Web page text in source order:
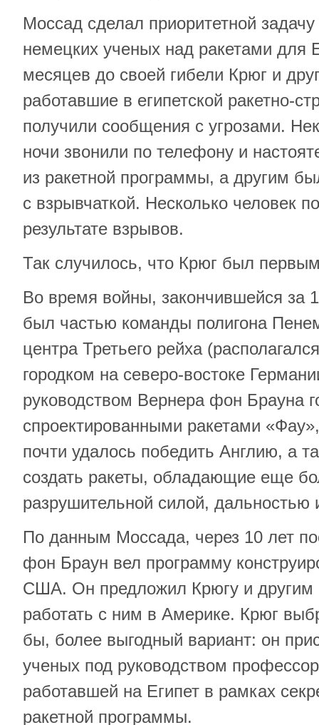
Моссад сделал приоритетной
немецких ученых над ракетами для
месяцев до своей гибели Крюг и
работавшие в египетской ракетно-
получили сообщения с угрозами.
ночи звонили по телефону и
из ракетной программы, а другим
с взрывчаткой. Несколько человек
результате взрывов.
Так случилось, что Крюг был
Во время войны, закончившейся за
был частью команды полигона
центра Третьего рейха
городком на северо-востоке
руководством Вернера фон Брауна
спроектированными ракетами
почти удалось победить Англию, а
создать ракеты, обладающие еще
разрушительной силой, дальностью
По данным Моссада, через 10 лет
фон Браун вел программу
США. Он предложил Крюгу и
работать с ним в Америке. Крюг
бы, более выгодный вариант: он
ученых под руководством
работавшей на Египет в рамках
ракетной программы.